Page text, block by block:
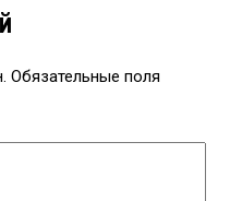
Обязательные поля